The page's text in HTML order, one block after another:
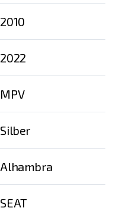
2010
2022
MPV
Silber
Alhambra
SEAT